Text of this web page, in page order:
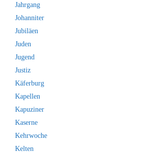
Jahrgang
Johanniter
Jubiläen
Juden
Jugend
Justiz
Käferburg
Kapellen
Kapuziner
Kaserne
Kehrwoche
Kelten